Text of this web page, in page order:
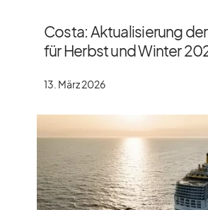
Costa: Aktualisierung
für Herbst und Winter
13. März 2026